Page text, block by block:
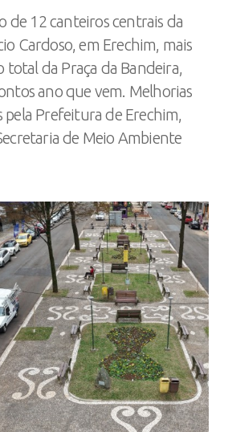
de 12 canteiros centrais da
Cardoso, em Erechim, mais
total da Praça da Bandeira,
ano que vem. Melhorias
pela Prefeitura de Erechim,
de Meio Ambiente